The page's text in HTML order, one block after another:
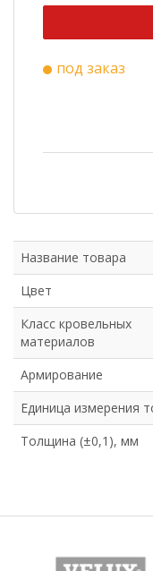
под заказ
Название товара
Цвет
Класс кровельных
материалов
Армирование
Единица измерения
Толщина (±0,1), мм